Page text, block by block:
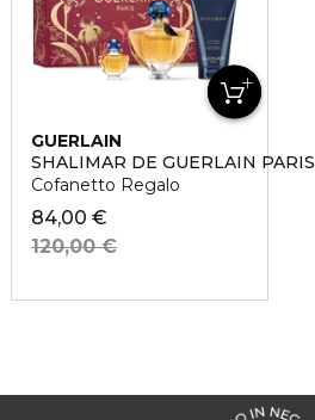
GUERLAIN
SHALIMAR DE GUERLAIN PARIS
Cofanetto Regalo
84,00 €
120,00 €